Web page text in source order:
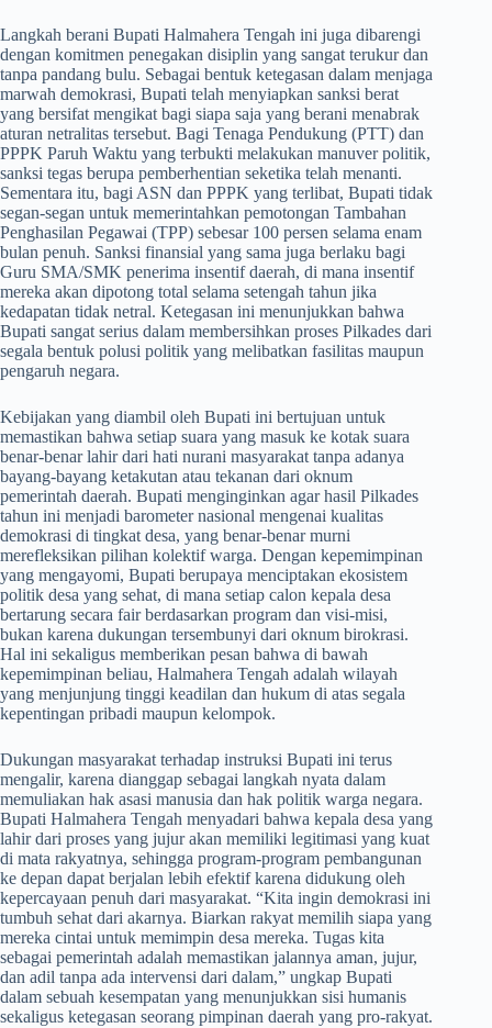
​Langkah berani Bupati Halmahera Tengah ini juga dibarengi
dengan komitmen penegakan disiplin yang sangat terukur dan
tanpa pandang bulu. Sebagai bentuk ketegasan dalam menjaga
marwah demokrasi, Bupati telah menyiapkan sanksi berat
yang bersifat mengikat bagi siapa saja yang berani menabrak
aturan netralitas tersebut. Bagi Tenaga Pendukung (PTT) dan
PPPK Paruh Waktu yang terbukti melakukan manuver politik,
sanksi tegas berupa pemberhentian seketika telah menanti.
Sementara itu, bagi ASN dan PPPK yang terlibat, Bupati tidak
segan-segan untuk memerintahkan pemotongan Tambahan
Penghasilan Pegawai (TPP) sebesar 100 persen selama enam
bulan penuh. Sanksi finansial yang sama juga berlaku bagi
Guru SMA/SMK penerima insentif daerah, di mana insentif
mereka akan dipotong total selama setengah tahun jika
kedapatan tidak netral. Ketegasan ini menunjukkan bahwa
Bupati sangat serius dalam membersihkan proses Pilkades dari
segala bentuk polusi politik yang melibatkan fasilitas maupun
pengaruh negara.
​Kebijakan yang diambil oleh Bupati ini bertujuan untuk
memastikan bahwa setiap suara yang masuk ke kotak suara
benar-benar lahir dari hati nurani masyarakat tanpa adanya
bayang-bayang ketakutan atau tekanan dari oknum
pemerintah daerah. Bupati menginginkan agar hasil Pilkades
tahun ini menjadi barometer nasional mengenai kualitas
demokrasi di tingkat desa, yang benar-benar murni
merefleksikan pilihan kolektif warga. Dengan kepemimpinan
yang mengayomi, Bupati berupaya menciptakan ekosistem
politik desa yang sehat, di mana setiap calon kepala desa
bertarung secara fair berdasarkan program dan visi-misi,
bukan karena dukungan tersembunyi dari oknum birokrasi.
Hal ini sekaligus memberikan pesan bahwa di bawah
kepemimpinan beliau, Halmahera Tengah adalah wilayah
yang menjunjung tinggi keadilan dan hukum di atas segala
kepentingan pribadi maupun kelompok.
​Dukungan masyarakat terhadap instruksi Bupati ini terus
mengalir, karena dianggap sebagai langkah nyata dalam
memuliakan hak asasi manusia dan hak politik warga negara.
Bupati Halmahera Tengah menyadari bahwa kepala desa yang
lahir dari proses yang jujur akan memiliki legitimasi yang kuat
di mata rakyatnya, sehingga program-program pembangunan
ke depan dapat berjalan lebih efektif karena didukung oleh
kepercayaan penuh dari masyarakat. “Kita ingin demokrasi ini
tumbuh sehat dari akarnya. Biarkan rakyat memilih siapa yang
mereka cintai untuk memimpin desa mereka. Tugas kita
sebagai pemerintah adalah memastikan jalannya aman, jujur,
dan adil tanpa ada intervensi dari dalam,” ungkap Bupati
dalam sebuah kesempatan yang menunjukkan sisi humanis
sekaligus ketegasan seorang pimpinan daerah yang pro-rakyat.